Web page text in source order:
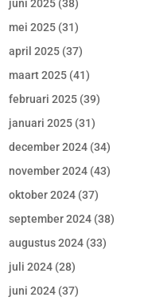
juni 2025 (38)
mei 2025 (31)
april 2025 (37)
maart 2025 (41)
februari 2025 (39)
januari 2025 (31)
december 2024 (34)
november 2024 (43)
oktober 2024 (37)
september 2024 (38)
augustus 2024 (33)
juli 2024 (28)
juni 2024 (37)